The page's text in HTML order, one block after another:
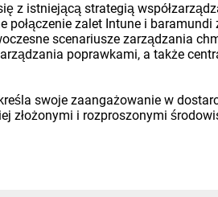
z istniejącą strategią
zalet Intune i baramundi
scenariusze zarządzania
poprawkami, a także
swoje zaangażowanie w
złożonymi i rozproszonymi